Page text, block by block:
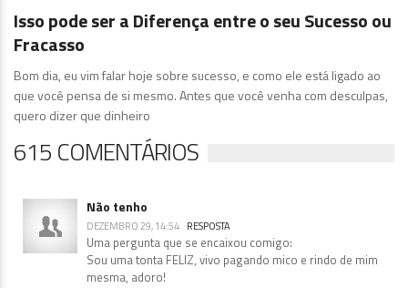
Isso pode ser a Diferença entre o seu Sucesso ou
Fracasso
Bom dia, eu vim falar hoje sobre sucesso, e como ele está ligado ao
que você pensa de si mesmo. Antes que você venha com desculpas,
quero dizer que dinheiro
615 COMENTÁRIOS
Não tenho
DEZEMBRO 29, 14:54 RESPOSTA
Uma pergunta que se encaixou comigo:
Sou uma tonta FELIZ, vivo pagando mico e rindo de mim
mesma, adoro!